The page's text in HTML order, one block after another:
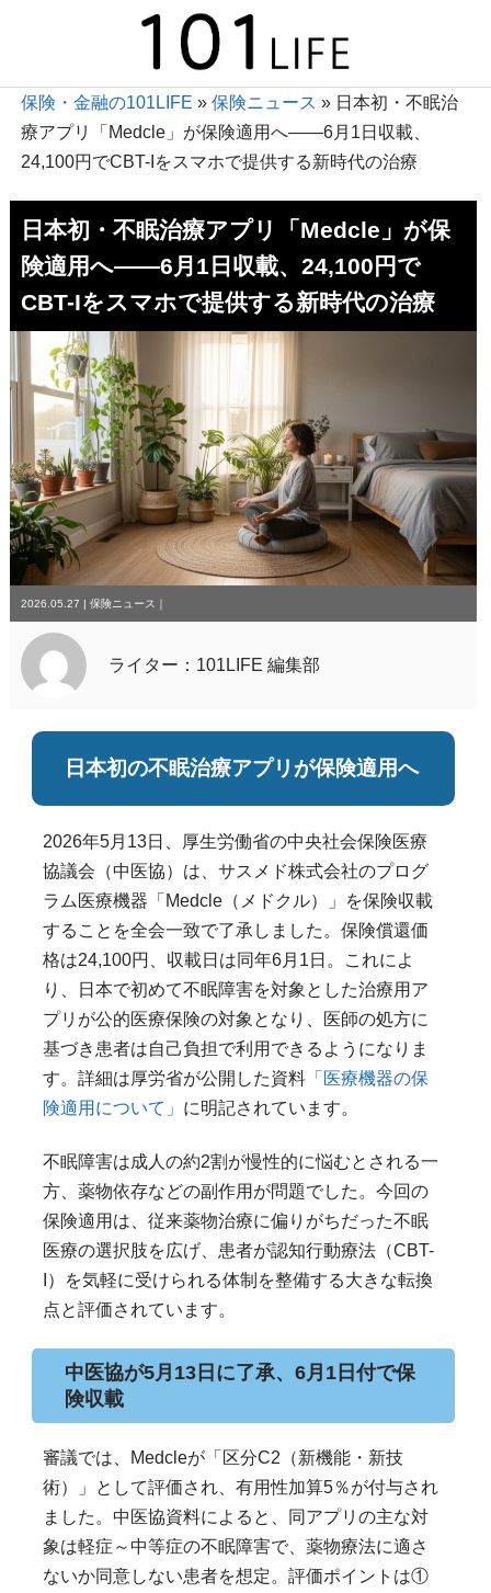
保険・金融の101LIFE » 保険ニュース » 日本初・不眠治
療アプリ「Medcle」が保険適用へ――6月1日収載、
24,100円でCBT-Iをスマホで提供する新時代の治療
日本初・不眠治療アプリ「Medcle」が保
険適用へ――6月1日収載、24,100円で
CBT-Iをスマホで提供する新時代の治療
2026.05.27 | 保険ニュース ｜
ライター：101LIFE 編集部
日本初の不眠治療アプリが保険適用へ
2026年5月13日、厚生労働省の中央社会保険医療
協議会（中医協）は、サスメド株式会社のプログ
ラム医療機器「Medcle（メドクル）」を保険収載
することを全会一致で了承しました。保険償還価
格は24,100円、収載日は同年6月1日。これによ
り、日本で初めて不眠障害を対象とした治療用ア
プリが公的医療保険の対象となり、医師の処方に
基づき患者は自己負担で利用できるようになりま
す。詳細は厚労省が公開した資料「医療機器の保
険適用について」 に明記されています。
不眠障害は成人の約2割が慢性的に悩むとされる一
方、薬物依存などの副作用が問題でした。今回の
保険適用は、従来薬物治療に偏りがちだった不眠
医療の選択肢を広げ、患者が認知行動療法（CBT-
I）を気軽に受けられる体制を整備する大きな転換
点と評価されています。
中医協が5月13日に了承、6月1日付で保
険収載
審議では、Medcleが「区分C2（新機能・新技
術）」として評価され、有用性加算5％が付与され
ました。中医協資料によると、同アプリの主な対
象は軽症～中等症の不眠障害で、薬物療法に適さ
ないか同意しない患者を想定。評価ポイントは①